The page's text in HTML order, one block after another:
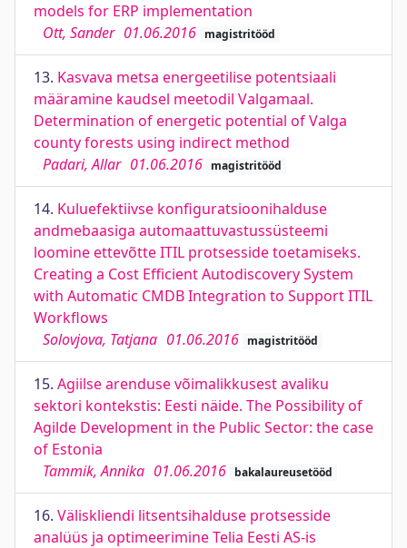
models for ERP implementation
Ott, Sander 01.06.2016 magistritööd
13. Kasvava metsa energeetilise potentsiaali
määramine kaudsel meetodil Valgamaal.
Determination of energetic potential of Valga
county forests using indirect method
Padari, Allar 01.06.2016 magistritööd
14. Kuluefektiivse konfiguratsioonihalduse
andmebaasiga automaattuvastussüsteemi
loomine ettevõtte ITIL protsesside toetamiseks.
Creating a Cost Efficient Autodiscovery System
with Automatic CMDB Integration to Support ITIL
Workflows
Solovjova, Tatjana 01.06.2016 magistritööd
15. Agiilse arenduse võimalikkusest avaliku
sektori kontekstis: Eesti näide. The Possibility of
Agilde Development in the Public Sector: the case
of Estonia
Tammik, Annika 01.06.2016 bakalaureusetööd
16. Väliskliendi litsentsihalduse protsesside
analüüs ja optimeerimine Telia Eesti AS-is